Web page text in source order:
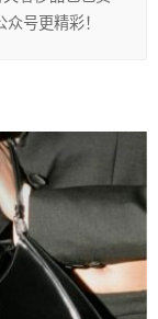
号更精彩！